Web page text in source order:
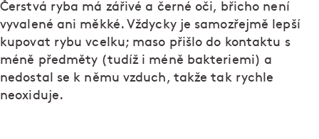
Čerstvá ryba má zářivé a černé oči, břicho není
vyvalené ani měkké. Vždycky je samozřejmě lepší
kupovat rybu vcelku; maso přišlo do kontaktu s
méně předměty (tudíž i méně bakteriemi) a
nedostal se k němu vzduch, takže tak rychle
neoxiduje.